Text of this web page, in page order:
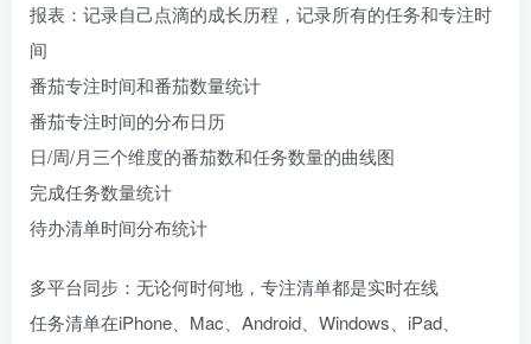
报表：记录自己点滴的成长历程，记录所有的任务和专注时
间
番茄专注时间和番茄数量统计
番茄专注时间的分布日历
日/周/月三个维度的番茄数和任务数量的曲线图
完成任务数量统计
待办清单时间分布统计
多平台同步：无论何时何地，专注清单都是实时在线
任务清单在iPhone、Mac、Android、Windows、iPad、